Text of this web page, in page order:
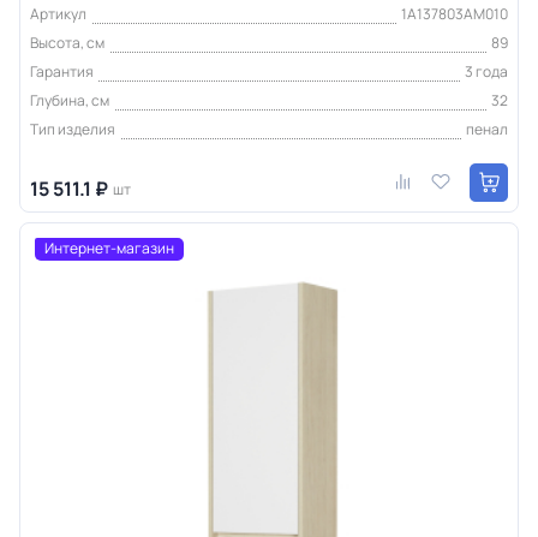
Артикул
1A137803AM010
Высота, см
89
Гарантия
3 года
Глубина, см
32
Тип изделия
пенал
15 511.1 ₽ шт
Интернет-магазин